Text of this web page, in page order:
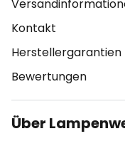
Kontakt
Herstellergarantien
Bewertungen
Über